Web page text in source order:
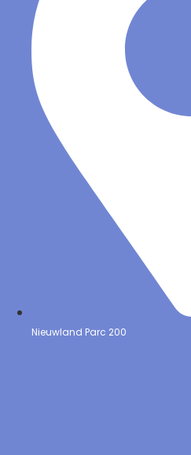
Nieuwland Parc 200